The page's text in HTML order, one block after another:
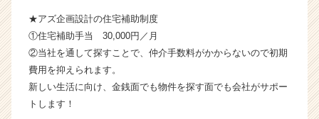
チ
ャ
ー・
企
★アズ企画設計の住宅補助制度
①住宅補助手当 30,000円／月
②当社を通して探すことで、仲介手数料がかからないので初期
費用を抑えられます。
新しい生活に向け、金銭面でも物件を探す面でも会社がサポー
トします！